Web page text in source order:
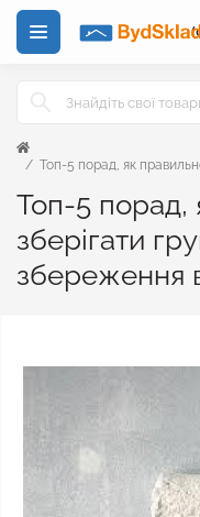
Топ-5 порад, як
Топ-5 порад,
зберігати
збереження